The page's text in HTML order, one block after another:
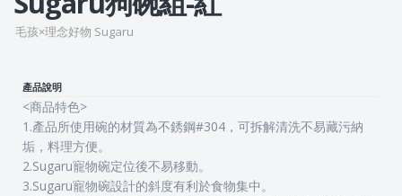
毛孩×理念好物 Sugaru
產品說明
<商品特色>
1.產品所使用碗的材質為不銹鋼#304，可拆解清洗不易藏污納
垢，料理方便。
2.Sugaru寵物碗定位後不易移動。
3.Sugaru寵物碗設計的斜度有利於食物集中。